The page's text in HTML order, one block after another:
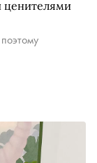
ценителями